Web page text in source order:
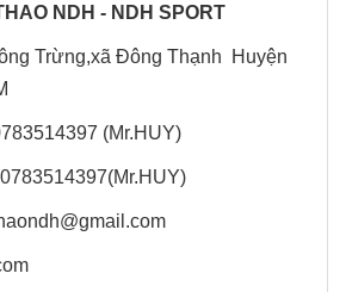
NDH - NDH SPORT
Trừng,xã Đông Thạnh Huyện
(Mr.HUY)